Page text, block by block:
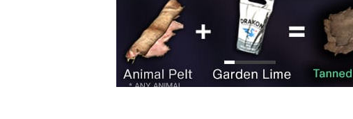
NAMALSK
PRIPYAT